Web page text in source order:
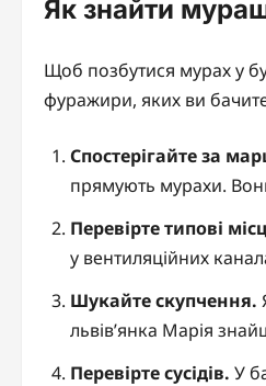
Як знайти
Щоб позбутися мурах у
фуражири, яких ви
Спостерігайте за
прямують мурахи.
Перевірте типові
у вентиляційних
Шукайте скупчення.
львів’янка Марія
Перевірте сусідів. У